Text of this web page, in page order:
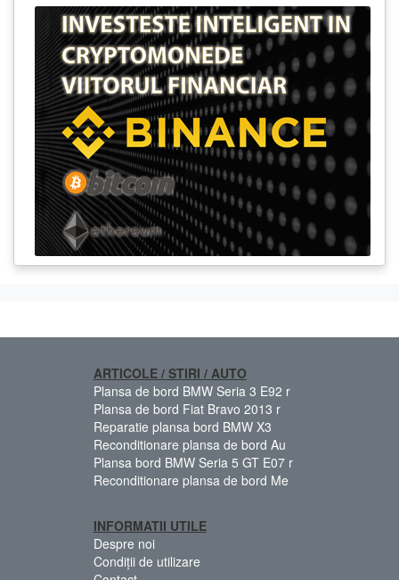
ARTICOLE / STIRI / AUTO
Plansa de bord BMW Seria 3 E92 r
Plansa de bord Fiat Bravo 2013 r
Reparatie plansa bord BMW X3
Reconditionare plansa de bord Au
Plansa bord BMW Seria 5 GT E07 r
Reconditionare plansa de bord Me
INFORMATII UTILE
Despre noi
Condiții de utilizare